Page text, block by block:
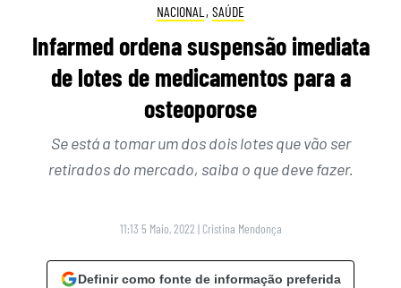
NACIONAL , SAÚDE
Infarmed ordena suspensão imediata
de lotes de medicamentos para a
osteoporose
Se está a tomar um dos dois lotes que vão ser
retirados do mercado, saiba o que deve fazer.
11:13 5 Maio, 2022 | Cristina Mendonça
Definir como fonte de informação preferida